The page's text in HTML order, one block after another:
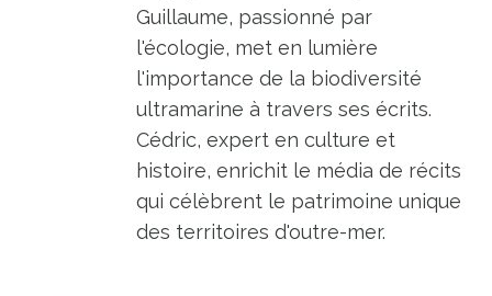
Guillaume, passionné par
l'écologie, met en lumière
l'importance de la biodiversité
ultramarine à travers ses écrits.
Cédric, expert en culture et
histoire, enrichit le média de récits
qui célèbrent le patrimoine unique
des territoires d'outre-mer.